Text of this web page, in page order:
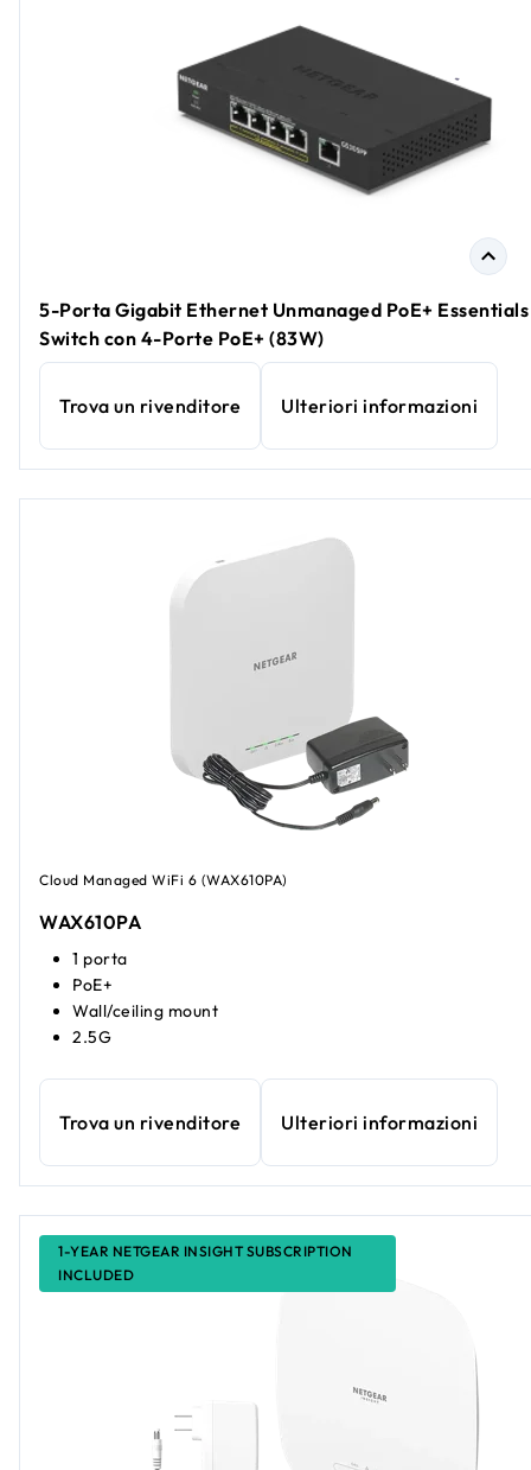
5-Porta Gigabit Ethernet Unmanaged PoE+ Essentials
Switch con 4-Porte PoE+ (83W)
Trova un rivenditore Ulteriori informazioni
Cloud Managed WiFi 6 (WAX610PA)
WAX610PA
1 porta
PoE+
Wall/ceiling mount
2.5G
Trova un rivenditore Ulteriori informazioni
1-YEAR NETGEAR INSIGHT SUBSCRIPTION
INCLUDED